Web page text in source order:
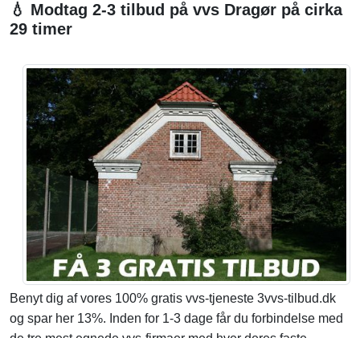
💧 Modtag 2-3 tilbud på vvs Dragør på cirka
29 timer
Benyt dig af vores 100% gratis vvs-tjeneste 3vvs-tilbud.dk
og spar her 13%. Inden for 1-3 dage får du forbindelse med